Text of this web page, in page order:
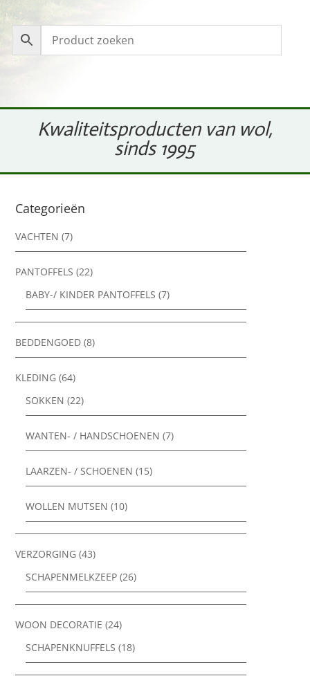
Kwaliteitsproducten van wol,
sinds 1995
Categorieën
VACHTEN (7)
PANTOFFELS (22)
BABY-/ KINDER PANTOFFELS (7)
BEDDENGOED (8)
KLEDING (64)
SOKKEN (22)
WANTEN- / HANDSCHOENEN (7)
LAARZEN- / SCHOENEN (15)
WOLLEN MUTSEN (10)
VERZORGING (43)
SCHAPENMELKZEEP (26)
WOON DECORATIE (24)
SCHAPENKNUFFELS (18)